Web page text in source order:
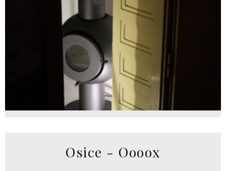
Osice - Oooox